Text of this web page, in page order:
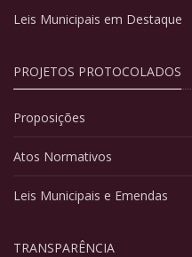
Leis Municipais em Destaque
PROJETOS PROTOCOLADOS
Proposições
Atos Normativos
Leis Municipais e Emendas
TRANSPARÊNCIA